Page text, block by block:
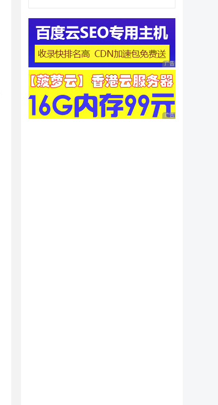
广告 商业广告，理性
广告 商业广告，理性